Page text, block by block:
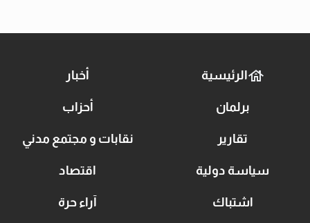
الرئيسية أخبار
برلمان أحزاب
تقارير نقابات و مجتمع مدني
سياسة دولية اقتصاد
اشتباك آراء حرة